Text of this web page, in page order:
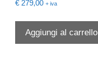
€ 279,00 + iva
Aggiungi al carrello